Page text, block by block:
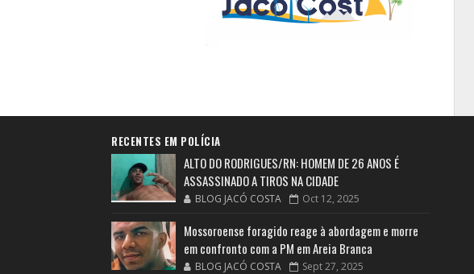
RECENTES EM POLÍCIA
ALTO DO RODRIGUES/RN: HOMEM DE 26 ANOS É
ASSASSINADO A TIROS NA CIDADE
BLOG JACÓ COSTA Oct 12, 2025
Mossoroense foragido reage à abordagem e morre
em confronto com a PM em Areia Branca
BLOG JACÓ COSTA Sept 27, 2025